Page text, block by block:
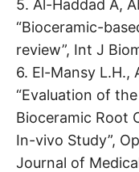
5. Al-Haddad A,
“Bioceramic-
review”, Int J
6. El-Mansy L.H.,
“Evaluation of
Bioceramic Root
In-vivo Study”,
Journal of